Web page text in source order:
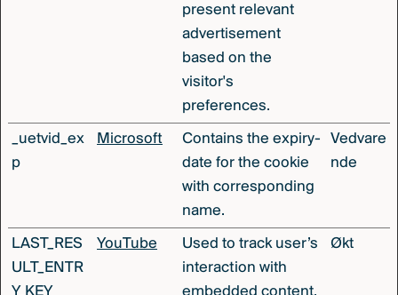
present relevant
advertisement
based on the
visitor's
preferences.
_uetvid_ex
p
Microsoft
Contains the expiry-
date for the cookie
with corresponding
name.
Vedvare
nde
LAST_RES
ULT_ENTR
YouTube
Used to track user’s
interaction with
Økt